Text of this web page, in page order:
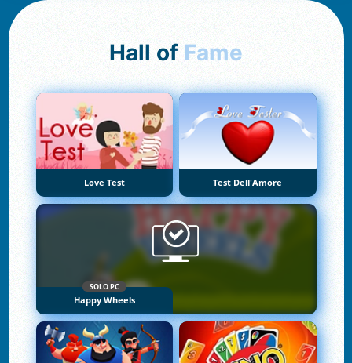
Hall of Fame
Love Test Test Dell'Amore
SOLO PC
Happy Wheels